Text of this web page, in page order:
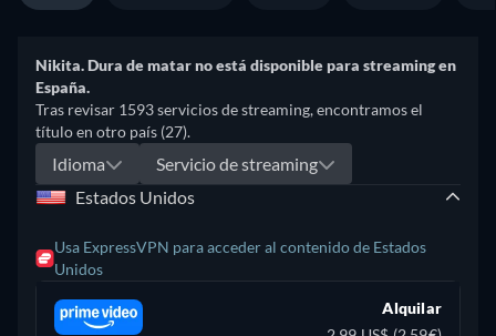
Nikita. Dura de matar no está disponible para streaming en
España.
Tras revisar 1593 servicios de streaming, encontramos el
título en otro país (27).
Idioma
Servicio de streaming
Estados Unidos
Usa ExpressVPN para acceder al contenido de Estados
Unidos
Alquilar